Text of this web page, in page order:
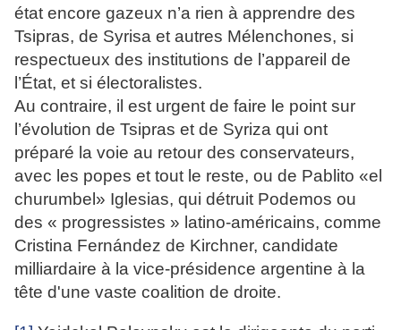
état encore gazeux n’a rien à apprendre des
Tsipras, de Syrisa et autres Mélenchones, si
respectueux des institutions de l’appareil de
l’État, et si électoralistes.
Au contraire, il est urgent de faire le point sur
l’évolution de Tsipras et de Syriza qui ont
préparé la voie au retour des conservateurs,
avec les popes et tout le reste, ou de Pablito «el
churumbel» Iglesias, qui détruit Podemos ou
des « progressistes » latino-américains, comme
Cristina Fernández de Kirchner, candidate
milliardaire à la vice-présidence argentine à la
tête d'une vaste coalition de droite.